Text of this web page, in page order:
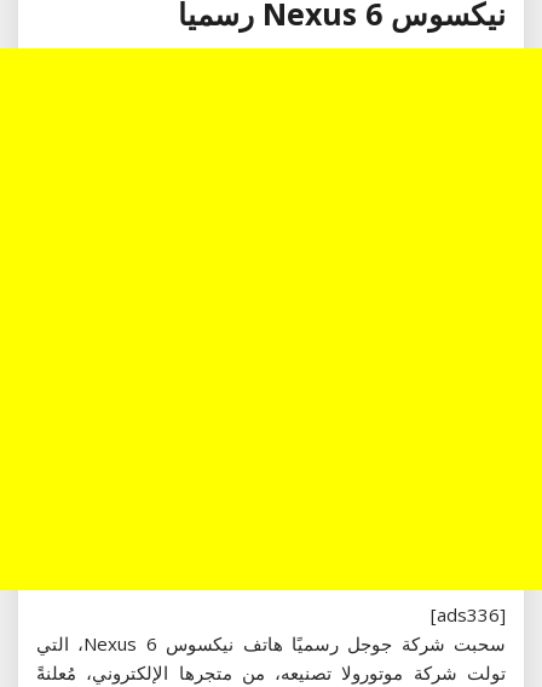
نيكسوس 6 Nexus رسميا
[ads336]
سحبت شركة جوجل رسميًا هاتف نيكسوس 6 Nexus، التي
تولت شركة موتورولا تصنيعه، من متجرها الإلكتروني، مُعلنةً